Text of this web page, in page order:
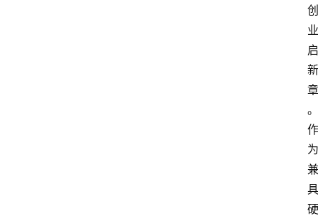
创
业
启
新
章
。
作
为
兼
具
硬